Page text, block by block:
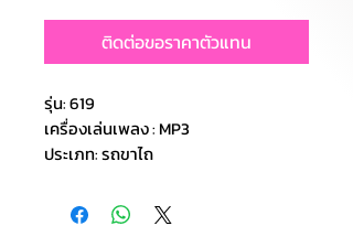
ติดต่อขอราคาตัวแทน
รุ่น: 619
เครื่องเล่นเพลง : MP3
ประเภท: รถขาไถ